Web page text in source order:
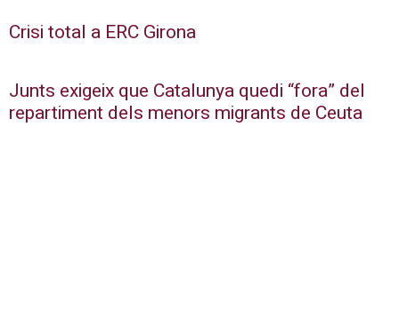
Crisi total a ERC Girona
Junts exigeix que Catalunya quedi “fora” del
repartiment dels menors migrants de Ceuta